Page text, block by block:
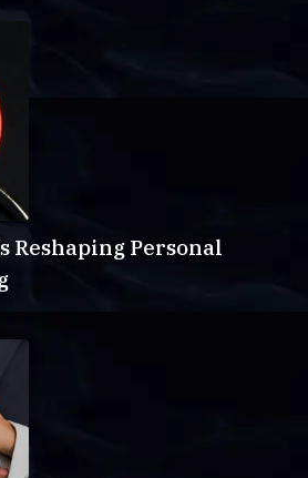
Reshaping Personal